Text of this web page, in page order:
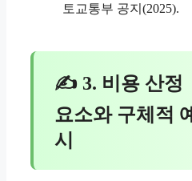
토교통부 공지(2025).
✍ 3. 비용 산정
요소와 구체적 예
시